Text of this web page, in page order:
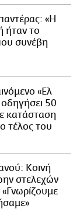
«Η
ήταν το
συνέβη
«Ελ
οδηγήσει 50
κατάσταση
τέλος του
Κοινή
στελεχών